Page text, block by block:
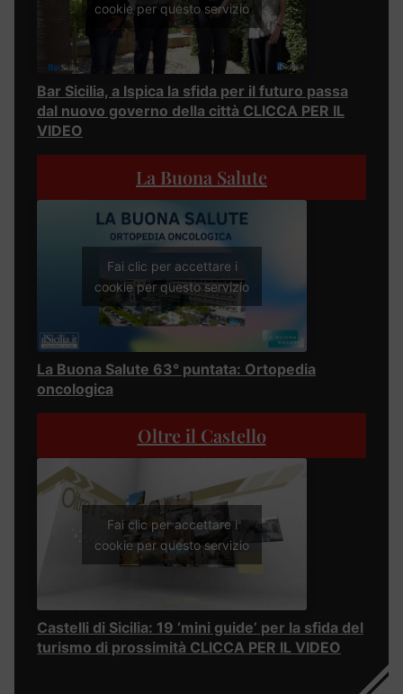
cookie per questo servizio
Bar Sicilia, a Ispica la sfida per il futuro passa
dal nuovo governo della città CLICCA PER IL
VIDEO
La Buona Salute
Fai clic per accettare i
cookie per questo servizio
La Buona Salute 63° puntata: Ortopedia
oncologica
Oltre il Castello
Fai clic per accettare i
cookie per questo servizio
Castelli di Sicilia: 19 ‘mini guide’ per la sfida del
turismo di prossimità CLICCA PER IL VIDEO